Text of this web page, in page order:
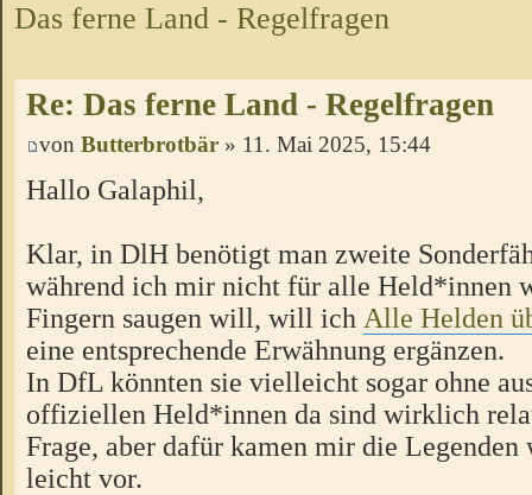
Das ferne Land - Regelfragen
Re: Das ferne Land - Regelfragen
von Butterbrotbär » 11. Mai 2025, 15:44
Hallo Galaphil,
Klar, in DlH benötigt man zweite
während ich mir nicht für alle Held*innen
Fingern saugen will, will ich Alle Helden
eine entsprechende Erwähnung ergänzen.
In DfL könnten sie vielleicht sogar ohne
offiziellen Held*innen da sind wirklich
Frage, aber dafür kamen mir die
leicht vor.